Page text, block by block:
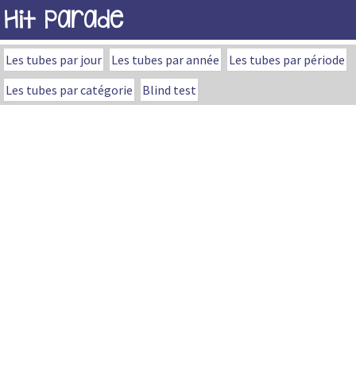
Hit Parade
Les tubes par jour Les tubes par année
Les tubes par période
Les tubes par catégorie
Blind test